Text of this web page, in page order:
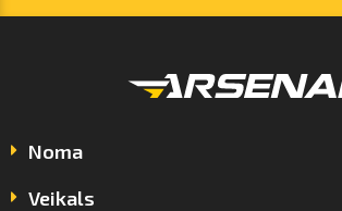
Noma
Veikals